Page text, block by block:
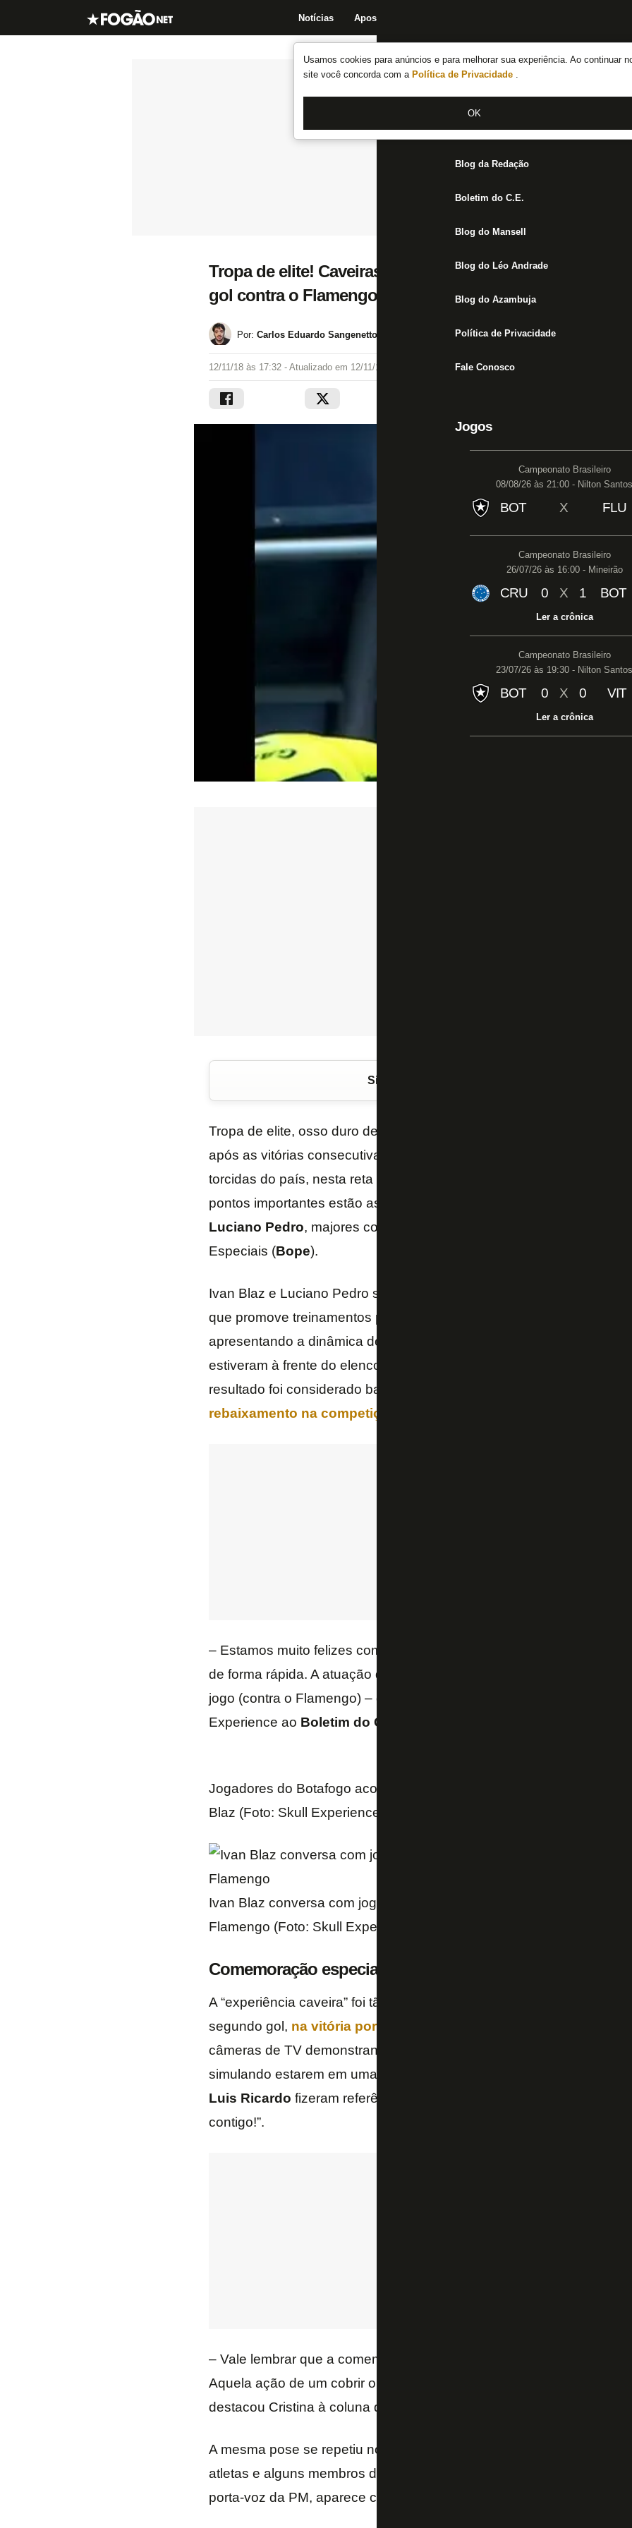
Usamos cookies para anúncios e para melhorar sua experiência. Ao continuar
site você concorda com a Política de Privacidade .
OK
Notícias Apostas
Notícias do Botafogo
Fórum
Jogos
Blog da Redação
Boletim do C.E.
Blog do Mansell
Blog do Léo Andrade
Blog do Azambuja
Política de Privacidade
Fale Conosco
Jogos
Campeonato Brasileiro
08/08/26 às 21:00 - Nilton Santos
BOT X FLU
Campeonato Brasileiro
26/07/26 às 16:00 - Mineirão
CRU 0 X 1 BOT
Ler a crônica
Campeonato Brasileiro
23/07/26 às 19:30 - Nilton Santos
BOT 0 X 0 VIT
Ler a crônica
Tropa de elite! Caveiras motivam Botafogo e inspiram
gol contra o Flamengo
Por: Carlos Eduardo Sangenetto
12/11/18 às 17:32 - Atualizado em 12/11/18 às 18:11
Siga o FogãoNET
Tropa de elite, osso duro de roer. O
após as vitórias consecutivas sobre
torcidas do país, nesta reta final de
pontos importantes estão as palestras motivacionais dos policiais
Luciano Pedro, majores com passagem pelo Batalhão de
Especiais (Bope).
Ivan Blaz e Luciano Pedro são palestrantes da
que promove treinamentos para ambientes corporativos e equipes
apresentando a dinâmica de atuação de um time de “operações
estiveram à frente do elenco alvinegro nos últimos jogos do Fogão
resultado foi considerado bastante positivo –
rebaixamento na competição nacional
– Estamos muito felizes com os resultados obtidos. A equipe
de forma rápida. A atuação deles como equipe foi perfeita,
jogo (contra o Flamengo) – disse Cristina Vasconcellos, gerente
Experience ao Boletim do C.E
Jogadores do Botafogo acompanham Leo Valencia e Gilson com o
Blaz (Foto: Skull Experience)
Ivan Blaz conversa com jogadores do Botafogo antes do clássico
Flamengo (Foto: Skull Experience)
Comemoração especial e foto no vestiário do Botafogo
A “experiência caveira” foi tão marcante para o plantel que, no último
segundo gol, na vitória por 2 a 1 sobre o Flamengo
câmeras de TV demonstrando um dos ensinamentos. Agachados,
simulando estarem em uma operação policial,
Luis Ricardo fizeram referência a uma técnica de cobertura: “Um
contigo!”.
– Vale lembrar que a comemoração do gol em nada faz referência a
Aquela ação de um cobrir o outro em combate mostra a dinâmica
destacou Cristina à coluna do
A mesma pose se repetiu no vestiário depois do clássico, desta vez
atletas e alguns membros da comissão técnica reunidos. O major
porta-voz da PM, aparece com a camisa do Glorioso em primeiro